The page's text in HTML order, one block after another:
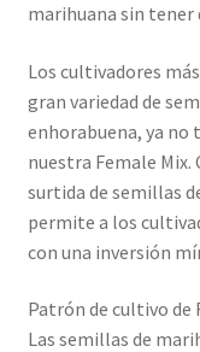
marihuana sin tener
Los cultivadores
gran variedad de
enhorabuena, ya no
nuestra Female Mix.
surtida de semillas
permite a los
con una inversión
Patrón de cultivo de
Las semillas de